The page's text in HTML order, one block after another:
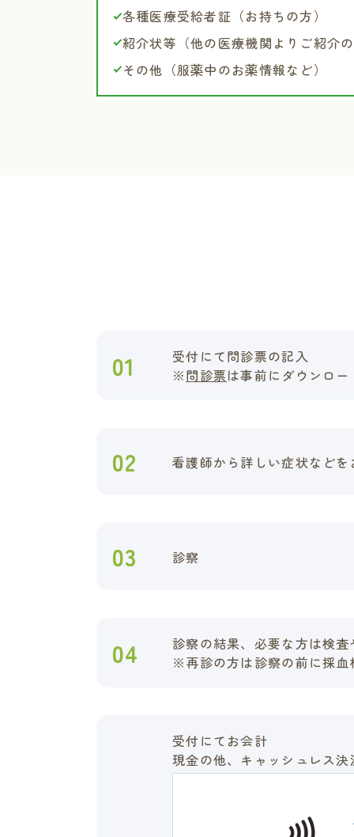
各種医療受給者証（お持ちの方）
紹介状等（他の医療機関よりご紹介
その他（服薬中のお薬情報など）
01
受付にて問診票の記入
※問診票は事前にダウンロ
02 看護師から詳しい症状など
03 診察
04
診察の結果、必要な方は検
※再診の方は診察の前に採
受付にてお会計
現金の他、キャッシュレス